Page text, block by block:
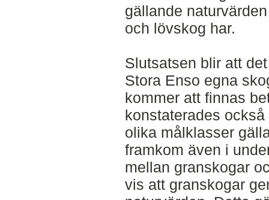
gällande
och lövskog har.
Slutsatsen blir att
Stora Enso egna
kommer att finnas
konstaterades
olika målklasser
framkom även i
mellan granskogar
vis att granskogar